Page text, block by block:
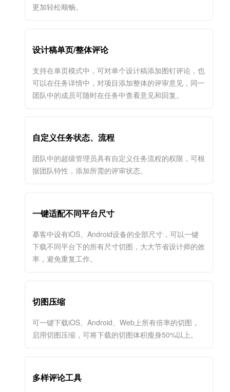
更加轻松顺畅。
设计稿单页/整体评论
支持在单页模式中，可对单个设计稿添加图钉评论，也
可以在任务详情中，对项目添加整体的评审意见，同一
团队中的成员可随时在任务中查看意见和回复。
自定义任务状态、流程
团队中的超级管理员具有自定义任务流程的权限，可根
据团队特性，添加所需的评审状态。
一键适配不同平台尺寸
摹客中设有iOS、Android设备的全部尺寸，可以一键
下载不同平台下的所有尺寸切图，大大节省设计师的效
率，避免重复工作。
切图压缩
可一键下载iOS、Android、Web上所有倍率的切图，
启用切图压缩，可将下载的切图体积瘦身50%以上。
多样评论工具